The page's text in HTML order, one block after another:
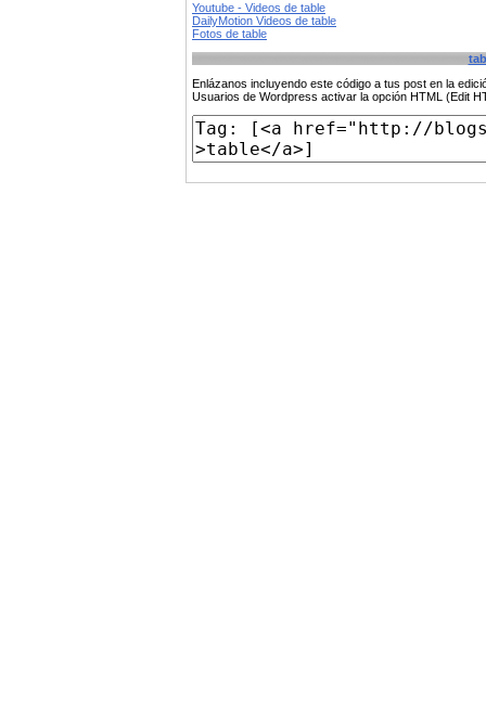
Youtube - Videos de table
DailyMotion Videos de table
Fotos de table
Enlázanos incluyendo este código a tus post en la
Usuarios de Wordpress activar la opción HTML (Edit